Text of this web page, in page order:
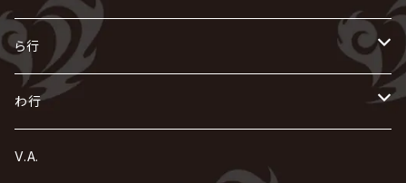
Azavana
Acid Black Cherry
イビツ マル
色々な十字架
168 / 葵-168-
UCHUSENTAI:NOIZ / 宇宙戦隊NOIZ
LM.C
えんそく
陰陽座
CASCADE
the GazettE
GOTCHAROCKA
ギャロ
清春
KIRITO / キリト
GLAY
gremlins
GREN / グレン
Kra
ゴールデンボンバー
コドモドラゴン
さくら前線
Sadie
XANVALA
J
-真天地開闢集団-ジグザグ
Sick²
Scarlet Valse
SUGIZO
零[Hz]
仙台貨物
SOPHIA
ZOMBIE / ぞんび
TAKURO
DazzlingBAD
DADAROMA
D
DIAURA
と
東京花嫁
Tourbillon
NICOLAS
nurié
ね
NETH PRIERE CAIN
NEVERLAND
の
NoGoD
H.U.G
BUCK-TICK
HERO
美炎-BIEN-
ふ
Far East Dizain
Fatüm
へ
BabyKingdom
ほ
THE MICRO HEAD 4N'S
MAO / マオ from SID
み
未完成アリス
ミスイ
む
MUCC / ムック
め
や
ヤミテラ / 外道反逆者ヤミテラ
ゆ
YUKIYA / 藤田幸也
よ
ら行
ら
rice
り
わ行
わ
V.A.